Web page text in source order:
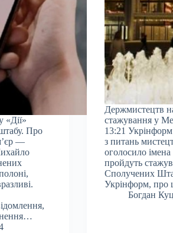
«Дії»
Про
—
Держмистецтв
стажування у
13:21
з питань
оголосило імена
пройдуть
Сполучених
Укрінформ, про
Богдан